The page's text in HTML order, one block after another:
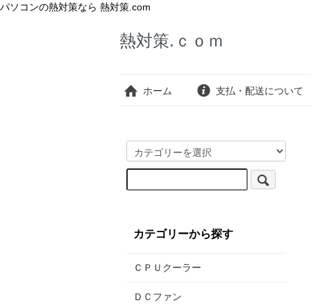
パソコンの熱対策なら 熱対策.com
熱対策.ｃｏｍ
ホーム 支払・配送について
カテゴリーから探す
ＣＰＵクーラー
ＤＣファン